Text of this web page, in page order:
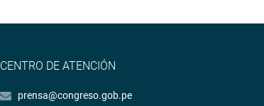
CENTRO DE ATENCIÓN
prensa@congreso.gob.pe